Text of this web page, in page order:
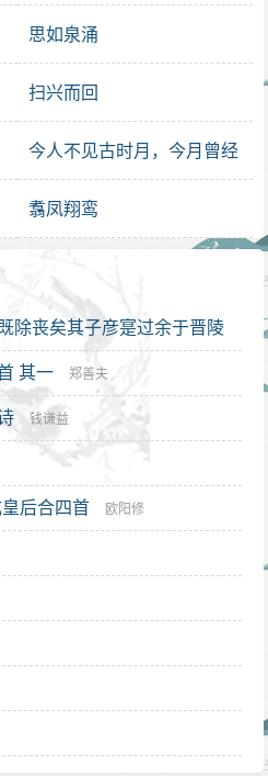
思如泉涌
扫兴而回
今人不见古时月，今月曾经
翥凤翔鸾
除丧矣其子彦寔过余于晋陵
其二 孙觌
其一 郑善夫
钱谦益
后合四首 欧阳修